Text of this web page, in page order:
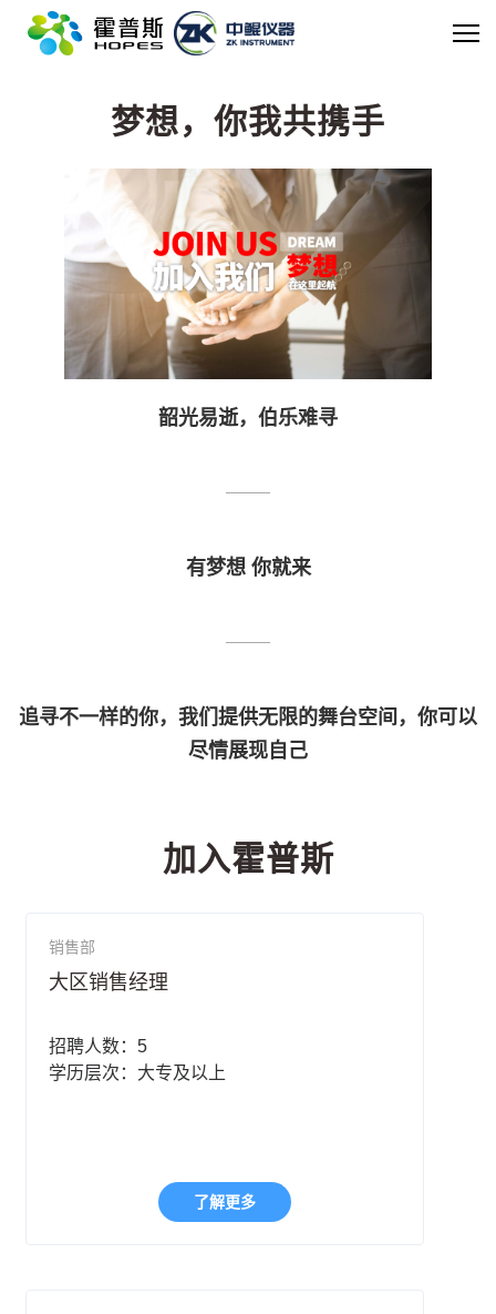
世界杯官方网页版
梦想，你我共携手
韶光易逝，伯乐难寻
有梦想 你就来
追寻不一样的你，我们提供无限的舞台空间，你可以
尽情展现自己
加入霍普斯
销售部
大区销售经理
招聘人数：5
学历层次：大专及以上
了解更多